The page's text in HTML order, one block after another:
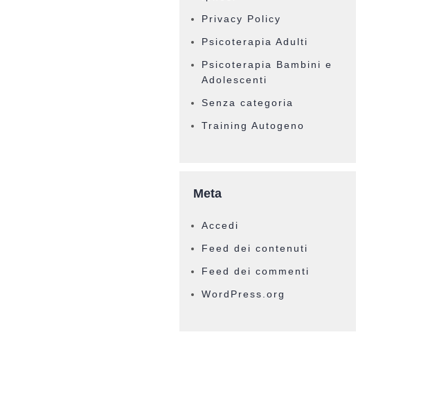
Privacy Policy
Psicoterapia Adulti
Psicoterapia Bambini e
Adolescenti
Senza categoria
Training Autogeno
Meta
Accedi
Feed dei contenuti
Feed dei commenti
WordPress.org